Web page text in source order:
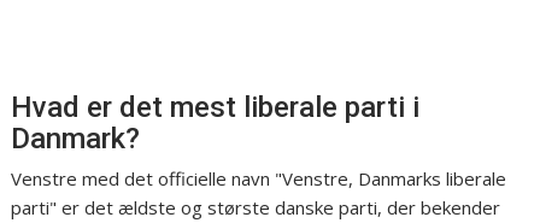
Hvad er det mest liberale parti i
Danmark?
Venstre med det officielle navn "Venstre, Danmarks liberale
parti" er det ældste og største danske parti, der bekender